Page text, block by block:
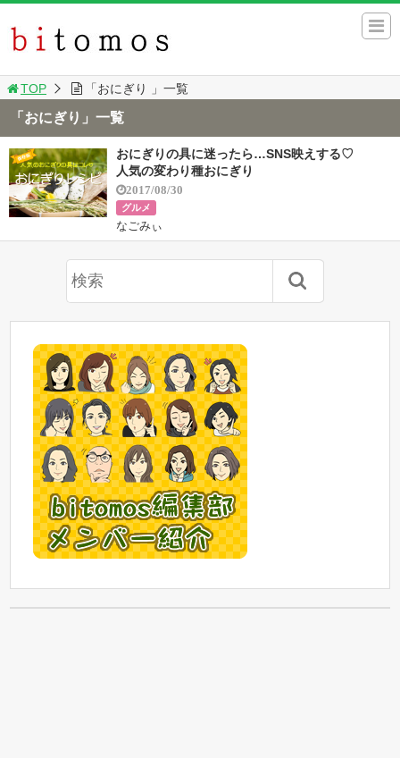
TOP 「おにぎり 」一覧
「おにぎり」一覧
おにぎりの具に迷ったら…SNS映えする♡
人気の変わり種おにぎり
2017/08/30
グルメ
なごみぃ